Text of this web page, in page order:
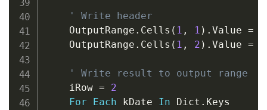
' Write header
    OutputRange
. Cells ( 1 , 1 ) . Value =
    OutputRange
. Cells ( 1 , 2 ) . Value =
' Write result to output range
    iRow
=
2
For
Each kDate In Dict . Keys